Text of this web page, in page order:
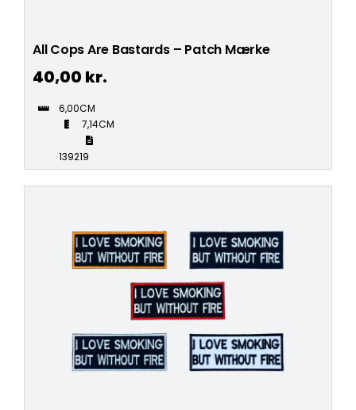
All Cops Are Bastards – Patch Mærke
40,00 kr.
6,00CM
7,14CM
139219